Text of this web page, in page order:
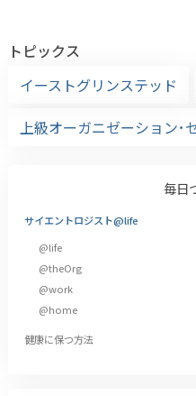
トピックス
イーストグリンステッド
上級オーガニゼーション･
毎日
サイエントロジスト@life
@life
@theOrg
@work
@home
健康に保つ方法